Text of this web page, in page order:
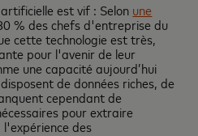
est vif : Selon une
% des chefs d'entreprise du
cette technologie est très,
pour l'avenir de leur
une capacité aujourd’hui
de données riches, de
cependant de
pour extraire
des